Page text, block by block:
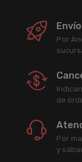
Por
de
Por
y